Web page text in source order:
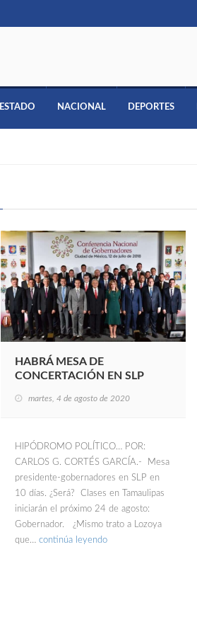
ESTADO NACIONAL DEPORTES
HABRÁ MESA DE
CONCERTACIÓN EN SLP
martes, 4 de agosto de 2020
HIPÓDROMO POLÍTICO… POR:
CARLOS G. CORTÉS GARCÍA.- Mesa
presidente-gobernadores en SLP en
10 días. ¿Será? Clases en Tamaulipas
iniciarán el próximo 24 de agosto:
Gobernador. ¿Mismo trato a Lozoya
que… continúa leyendo